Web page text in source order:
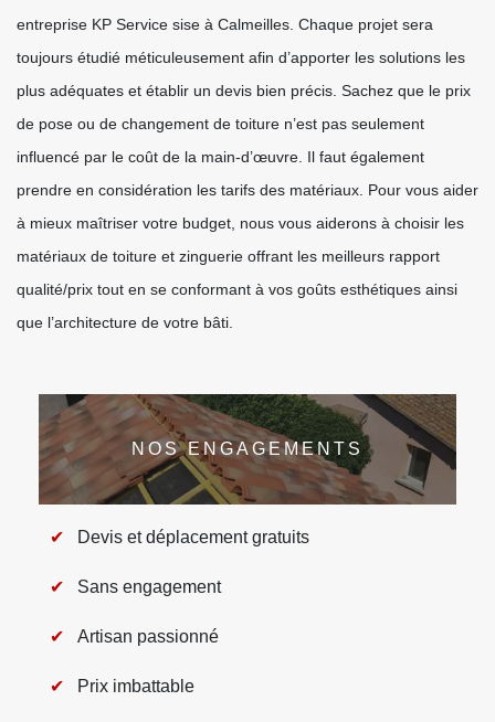
entreprise KP Service sise à Calmeilles. Chaque projet sera
toujours étudié méticuleusement afin d’apporter les solutions les
plus adéquates et établir un devis bien précis. Sachez que le prix
de pose ou de changement de toiture n’est pas seulement
influencé par le coût de la main-d’œuvre. Il faut également
prendre en considération les tarifs des matériaux. Pour vous aider
à mieux maîtriser votre budget, nous vous aiderons à choisir les
matériaux de toiture et zinguerie offrant les meilleurs rapport
qualité/prix tout en se conformant à vos goûts esthétiques ainsi
que l’architecture de votre bâti.
NOS ENGAGEMENTS
Devis et déplacement gratuits
Sans engagement
Artisan passionné
Prix imbattable